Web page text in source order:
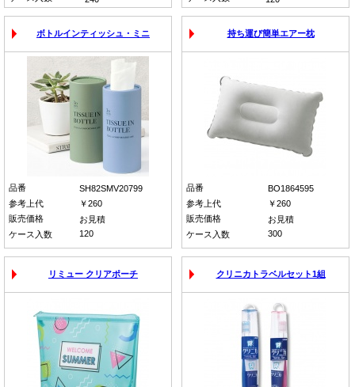
ボトルインティッシュ・ミニ
品番
SH82SMV20799
参考上代
￥260
販売価格
お見積
ケース入数
120
持ち運び簡単エアー枕
品番
BO1864595
参考上代
￥260
販売価格
お見積
ケース入数
300
リミュー クリアポーチ クリニカトラベルセット1組